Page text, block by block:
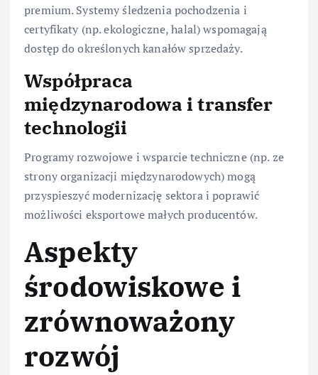
premium. Systemy śledzenia pochodzenia i
certyfikaty (np. ekologiczne, halal) wspomagają
dostęp do określonych kanałów sprzedaży.
Współpraca
międzynarodowa i transfer
technologii
Programy rozwojowe i wsparcie techniczne (np. ze
strony organizacji międzynarodowych) mogą
przyspieszyć modernizację sektora i poprawić
możliwości eksportowe małych producentów.
Aspekty
środowiskowe i
zrównoważony
rozwój